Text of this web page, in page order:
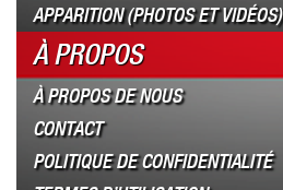
APPARITION (PHOTOS ET VIDÉOS)
À PROPOS
À PROPOS DE NOUS
CONTACT
POLITIQUE DE CONFIDENTIALITÉ